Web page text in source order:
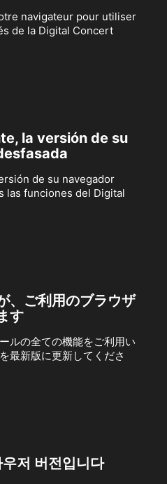
navigateur pour utiliser
de la Digital Concert
la versión de su
de su navegador
las funciones del Digital
、ご利用のブラウザ
す
ルの全ての機能をご利用い
最新版に更新してくださ
저 버전입니다